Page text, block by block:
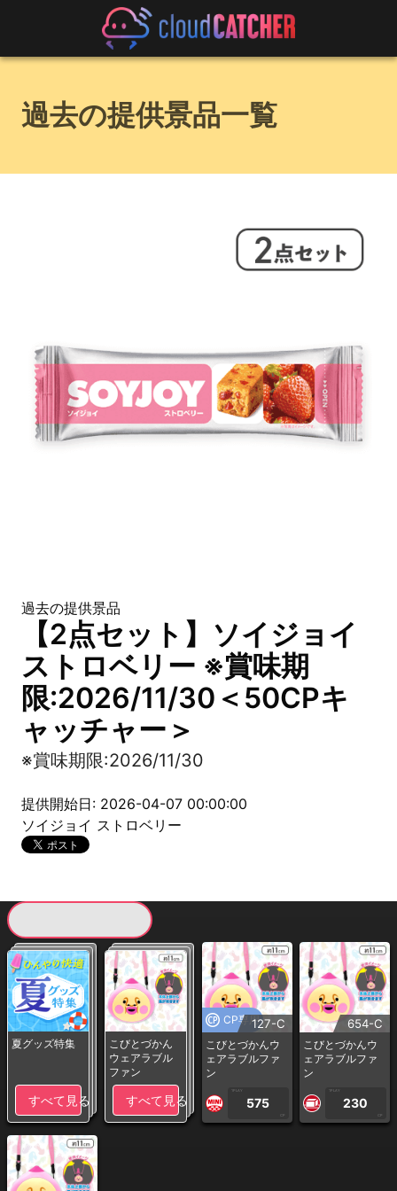
過去の提供景品一覧
過去の提供景品
【2点セット】ソイジョイ
ストロベリー ※賞味期
限:2026/11/30＜50CPキ
ャッチャー＞
※賞味期限:2026/11/30
提供開始日: 2026-04-07 00:00:00
ソイジョイ ストロベリー
夏グッズ特集
すべて見る
こびとづかん
ウェアラブル
ファン
すべて見る
CP専用127-C
こびとづかんウ
ェアラブルファ
ン
1PLAY
575
CP
654-C
こびとづかんウ
ェアラブルファ
ン
1PLAY
230
CP